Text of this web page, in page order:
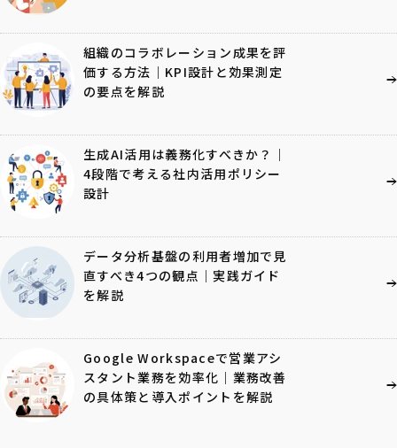
組織のコラボレーション成果を評
価する方法｜KPI設計と効果測定
の要点を解説
生成AI活用は義務化すべきか？｜
4段階で考える社内活用ポリシー
設計
データ分析基盤の利用者増加で見
直すべき4つの観点｜実践ガイド
を解説
Google Workspaceで営業アシ
スタント業務を効率化｜業務改善
の具体策と導入ポイントを解説